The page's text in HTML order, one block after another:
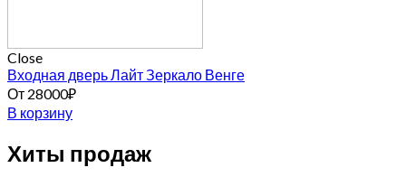
Close
Входная дверь Лайт Зеркало Венге
От 28000₽
В корзину
Хиты продаж